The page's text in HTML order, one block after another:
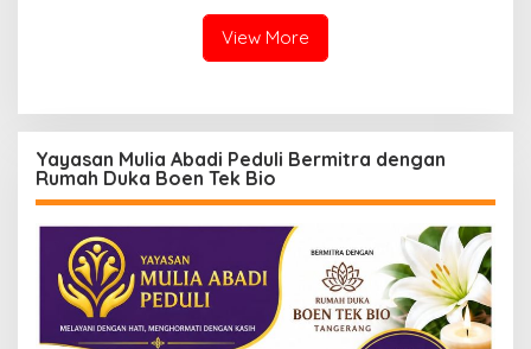
View More
Yayasan Mulia Abadi Peduli Bermitra dengan
Rumah Duka Boen Tek Bio